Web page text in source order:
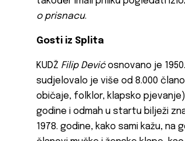
o prisnacu.
Gosti iz Splita
KUDŽ Filip Devićosnovano je
sudjelovalo je više od 8.000
običaje, folklor, klapsko
godine i odmah u startu bilježi
1978. godine, kako sami kažu,